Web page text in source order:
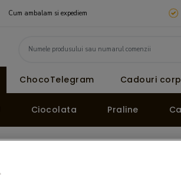
Cum ambalam si expediem
ChocoTelegram Cadouri
Ciocolata Praline